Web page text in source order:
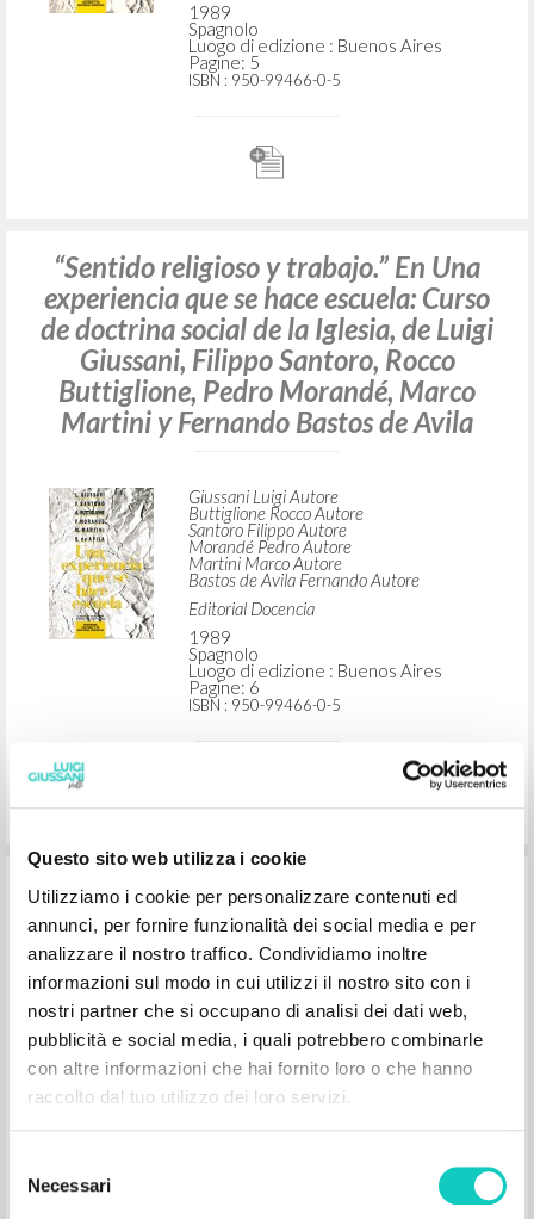
Questo sito web utilizza i cookie
Utilizziamo i cookie per personalizzare contenuti ed
annunci, per fornire funzionalità dei social media e per
analizzare il nostro traffico. Condividiamo inoltre
informazioni sul modo in cui utilizzi il nostro sito con i
nostri partner che si occupano di analisi dei dati web,
pubblicità e social media, i quali potrebbero combinarle
con altre informazioni che hai fornito loro o che hanno
raccolto dal tuo utilizzo dei loro servizi.
delNecessari
1989
Spagnolo
Luogo di edizione : Buenos Aires
Pagine: 5
ISBN : 950-99466-0-5
“Sentido religioso y trabajo.” En Una
experiencia que se hace escuela: Curso
de doctrina social de la Iglesia, de Luigi
Giussani, Filippo Santoro, Rocco
Buttiglione, Pedro Morandé, Marco
Martini y Fernando Bastos de Avila
Giussani Luigi Autore
Buttiglione Rocco Autore
Santoro Filippo Autore
Morandé Pedro Autore
Martini Marco Autore
Bastos de Avila Fernando Autore
Editorial Docencia
1989
Spagnolo
Luogo di edizione : Buenos Aires
Pagine: 6
ISBN : 950-99466-0-5
“Pasión por el hombre: he aquí el motor
de una democracia viva.” En Una
experiencia que se hace escuela: Curso
de doctrina social de la Iglesia, de Luigi
Giussani, Filippo Santoro, Rocco
Buttiglione, Pedro Morandé, Marco
Martini y Fernando Bastos de Avila